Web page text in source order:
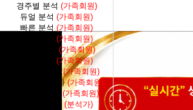
경주별 분석 (가족회원)
듀얼 분석(가족회원)
빠른 분석(가족회원)
축마 분석(가족회원)
(가족회원)
토탈 분석(가족회원)
당일종합결과(가족회원)
대전수종합결과(가족회원)
S1F종합결과(가족회원)
대전수 분석(분석가)